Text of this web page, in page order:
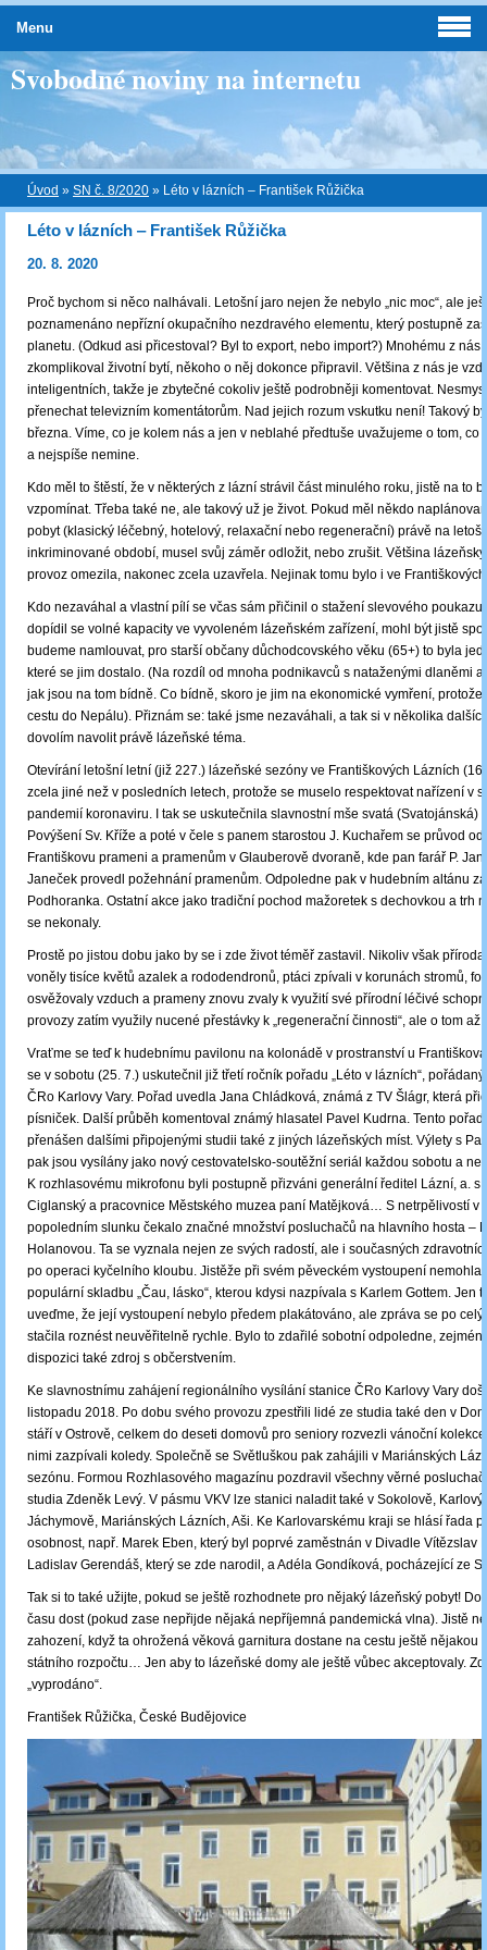
Svobodné noviny na internetu
Úvod » SN č. 8/2020 » Léto v lázních ‒ František Růžička
Léto v lázních ‒ František Růžička
20. 8. 2020
Proč bychom si něco nalhávali. Letošní jaro nejen že nebylo „nic moc“, ale
poznamenáno nepřízní okupačního nezdravého elementu, který postupně
planetu. (Odkud asi přicestoval? Byl to export, nebo import?) Mnohému z nás
zkomplikoval životní bytí, někoho o něj dokonce připravil. Většina z nás je
inteligentních, takže je zbytečné cokoliv ještě podrobněji komentovat.
přenechat televizním komentátorům. Nad jejich rozum vskutku není! Takový
března. Víme, co je kolem nás a jen v neblahé předtuše uvažujeme o tom, co
a nejspíše nemine.
Kdo měl to štěstí, že v některých z lázní strávil část minulého roku, jistě na to
vzpomínat. Třeba také ne, ale takový už je život. Pokud měl někdo
pobyt (klasický léčebný, hotelový, relaxační nebo regenerační) právě na
inkriminované období, musel svůj záměr odložit, nebo zrušit. Většina
provoz omezila, nakonec zcela uzavřela. Nejinak tomu bylo i ve
Kdo nezaváhal a vlastní pílí se včas sám přičinil o stažení slevového poukazu
dopídil se volné kapacity ve vyvoleném lázeňském zařízení, mohl být jistě
budeme namlouvat, pro starší občany důchodcovského věku (65+) to byla
které se jim dostalo. (Na rozdíl od mnoha podnikavců s nataženými dlaněmi
jak jsou na tom bídně. Co bídně, skoro je jim na ekonomické vymření, protože
cestu do Nepálu). Přiznám se: také jsme nezaváhali, a tak si v několika
dovolím navolit právě lázeňské téma.
Otevírání letošní letní (již 227.) lázeňské sezóny ve Františkových Lázních
zcela jiné než v posledních letech, protože se muselo respektovat nařízení v
pandemií koronaviru. I tak se uskutečnila slavnostní mše svatá (Svatojánská)
Povýšení Sv. Kříže a poté v čele s panem starostou J. Kuchařem se průvod
Františkovu prameni a pramenům v Glauberově dvoraně, kde pan farář P.
Janeček provedl požehnání pramenům. Odpoledne pak v hudebním altánu
Podhoranka. Ostatní akce jako tradiční pochod mažoretek s dechovkou a trh
se nekonaly.
Prostě po jistou dobu jako by se i zde život téměř zastavil. Nikoliv však
voněly tisíce květů azalek a rododendronů, ptáci zpívali v korunách stromů,
osvěžovaly vzduch a prameny znovu zvaly k využití své přírodní léčivé
provozy zatím využily nucené přestávky k „regenerační činnosti“, ale o tom až
Vraťme se teď k hudebnímu pavilonu na kolonádě v prostranství u
se v sobotu (25. 7.) uskutečnil již třetí ročník pořadu „Léto v lázních“,
ČRo Karlovy Vary. Pořad uvedla Jana Chládková, známá z TV Šlágr, která
písniček. Další průběh komentoval známý hlasatel Pavel Kudrna. Tento
přenášen dalšími připojenými studii také z jiných lázeňských míst. Výlety s
pak jsou vysílány jako nový cestovatelsko-soutěžní seriál každou sobotu a
K rozhlasovému mikrofonu byli postupně přizváni generální ředitel Lázní, a.
Ciglanský a pracovnice Městského muzea paní Matějková… S netrpělivostí v
popoledním slunku čekalo značné množství posluchačů na hlavního hosta –
Holanovou. Ta se vyznala nejen ze svých radostí, ale i současných
po operaci kyčelního kloubu. Jistěže při svém pěveckém vystoupení nemohla
populární skladbu „Čau, lásko“, kterou kdysi nazpívala s Karlem Gottem. Jen
uveďme, že její vystoupení nebylo předem plakátováno, ale zpráva se po
stačila roznést neuvěřitelně rychle. Bylo to zdařilé sobotní odpoledne,
dispozici také zdroj s občerstvením.
Ke slavnostnímu zahájení regionálního vysílání stanice ČRo Karlovy Vary
listopadu 2018. Po dobu svého provozu zpestřili lidé ze studia také den v
stáří v Ostrově, celkem do deseti domovů pro seniory rozvezli vánoční
nimi zazpívali koledy. Společně se Světluškou pak zahájili v Mariánských
sezónu. Formou Rozhlasového magazínu pozdravil všechny věrné
studia Zdeněk Levý. V pásmu VKV lze stanici naladit také v Sokolově,
Jáchymově, Mariánských Lázních, Aši. Ke Karlovarskému kraji se hlásí řada
osobnost, např. Marek Eben, který byl poprvé zaměstnán v Divadle Vítězslav
Ladislav Gerendáš, který se zde narodil, a Adéla Gondíková, pocházející ze
Tak si to také užijte, pokud se ještě rozhodnete pro nějaký lázeňský pobyt! Do
času dost (pokud zase nepřijde nějaká nepříjemná pandemická vlna). Jistě
zahození, když ta ohrožená věková garnitura dostane na cestu ještě nějakou
státního rozpočtu… Jen aby to lázeňské domy ale ještě vůbec akceptovaly.
„vyprodáno“.
František Růžička, České Budějovice
Menu